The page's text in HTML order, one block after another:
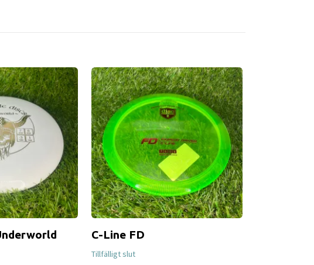
C-Line FD
Tillfälligt slut